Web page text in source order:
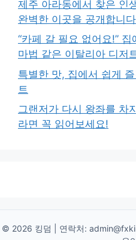
제주 아라동에서 찾은 인
완벽한 이곳을 공개합니
“카페 갈 필요 없어요!”
마법 같은 이탈리아 디저
특별한 맛, 집에서 쉽게
트
그랜저가 다시 왕좌를 차
라면 꼭 읽어보세요!
© 2026 킹덤 | 연락처: